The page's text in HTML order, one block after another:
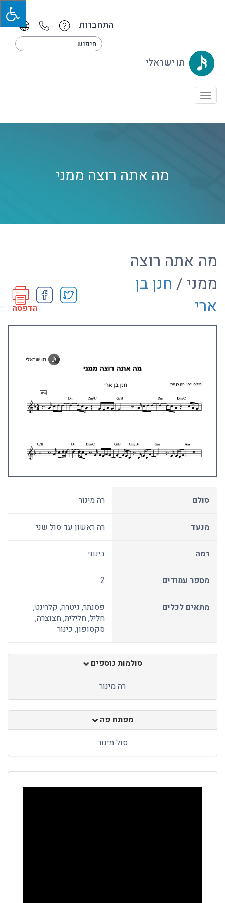
התחברות
תו ישראלי
Toggle
מה אתה רוצה ממני
מה אתה רוצה
ממני / חנן בן
ארי
הדפסה
סולם רה מינור
מנעד רה ראשון עד סול שני
רמה בינוני
מספר עמודים 2
מתאים לכלים
פסנתר, גיטרה, קלרינט,
חליל, חלילית, חצוצרה,
סקסופון, כינור
סולמות נוספים
רה מינור
מפתח פה
סול מינור